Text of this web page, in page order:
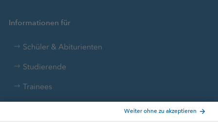
Informationen für
Schüler & Abiturienten
Studierende
Trainees
Aktuelle Themen